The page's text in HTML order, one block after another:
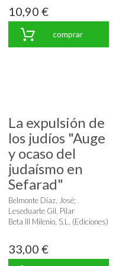
10,90 €
comprar
La expulsión de
los judíos "Auge
y ocaso del
judaísmo en
Sefarad"
Belmonte Díaz, José;
Leseduarte Gil, Pilar
Beta III Milenio, S.L. (Ediciones)
33,00 €